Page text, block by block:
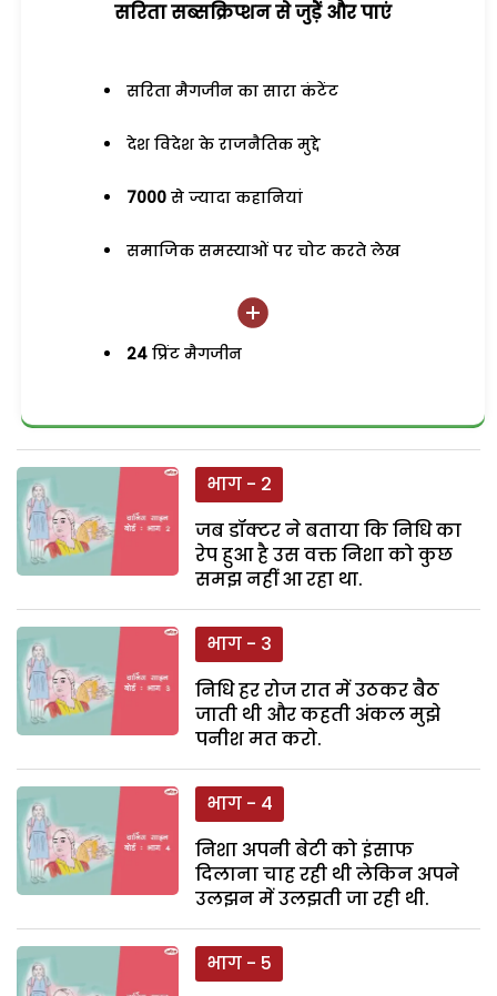
सरिता सब्सक्रिप्शन से जुड़ेें और पाएं
सरिता मैगजीन का सारा कंटेंट
देश विदेश के राजनैतिक मुद्दे
7000 से ज्यादा कहानियां
समाजिक समस्याओं पर चोट करते लेख
24 प्रिंट मैगजीन
भाग - 2
जब डॉक्टर ने बताया कि निधि का
रेप हुआ है उस वक्त निशा को कुछ
समझ नहीं आ रहा था.
भाग - 3
निधि हर रोज रात में उठकर बैठ
जाती थी और कहती अंकल मुझे
पनीश मत करो.
भाग - 4
निशा अपनी बेटी को इंसाफ
दिलाना चाह रही थी लेकिन अपने
उलझन में उलझती जा रही थी.
भाग - 5